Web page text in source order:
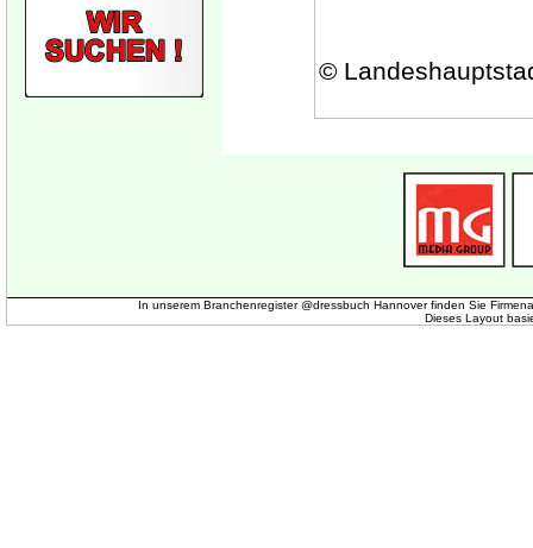
©
In unserem Branchenregister @dressbuch Hannover finden Sie
Dieses Layout